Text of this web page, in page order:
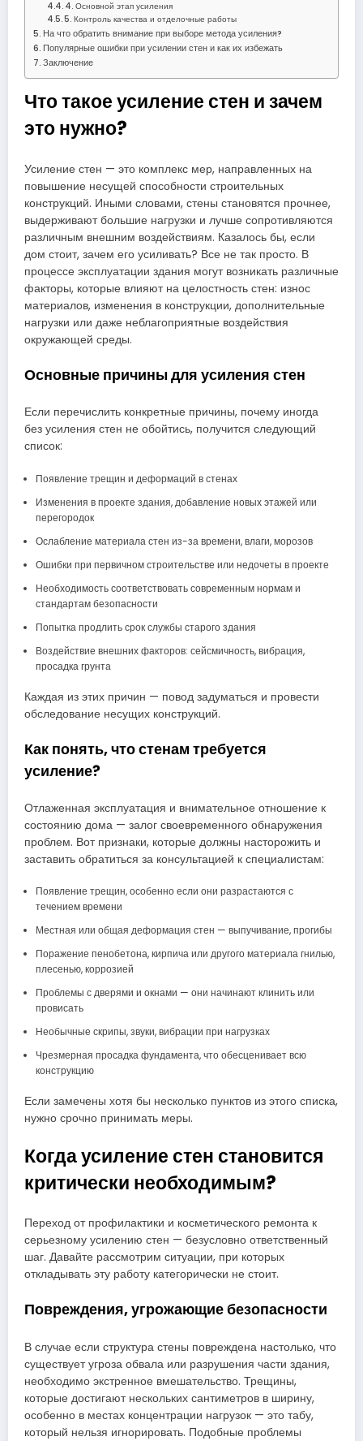
4. Основной этап усиления
5. Контроль качества и отделочные работы
На что обратить внимание при выборе метода усиления?
Популярные ошибки при усилении стен и как их избежать
Заключение
Что такое усиление стен и зачем
это нужно?
Усиление стен — это комплекс мер, направленных на
повышение несущей способности строительных
конструкций. Иными словами, стены становятся прочнее,
выдерживают большие нагрузки и лучше сопротивляются
различным внешним воздействиям. Казалось бы, если
дом стоит, зачем его усиливать? Все не так просто. В
процессе эксплуатации здания могут возникать различные
факторы, которые влияют на целостность стен: износ
материалов, изменения в конструкции, дополнительные
нагрузки или даже неблагоприятные воздействия
окружающей среды.
Основные причины для усиления стен
Если перечислить конкретные причины, почему иногда
без усиления стен не обойтись, получится следующий
список:
Появление трещин и деформаций в стенах
Изменения в проекте здания, добавление новых этажей или
перегородок
Ослабление материала стен из-за времени, влаги, морозов
Ошибки при первичном строительстве или недочеты в проекте
Необходимость соответствовать современным нормам и
стандартам безопасности
Попытка продлить срок службы старого здания
Воздействие внешних факторов: сейсмичность, вибрация,
просадка грунта
Каждая из этих причин — повод задуматься и провести
обследование несущих конструкций.
Как понять, что стенам требуется
усиление?
Отлаженная эксплуатация и внимательное отношение к
состоянию дома — залог своевременного обнаружения
проблем. Вот признаки, которые должны насторожить и
заставить обратиться за консультацией к специалистам:
Появление трещин, особенно если они разрастаются с
течением времени
Местная или общая деформация стен — выпучивание, прогибы
Поражение пенобетона, кирпича или другого материала гнилью,
плесенью, коррозией
Проблемы с дверями и окнами — они начинают клинить или
провисать
Необычные скрипы, звуки, вибрации при нагрузках
Чрезмерная просадка фундамента, что обесценивает всю
конструкцию
Если замечены хотя бы несколько пунктов из этого списка,
нужно срочно принимать меры.
Когда усиление стен становится
критически необходимым?
Переход от профилактики и косметического ремонта к
серьезному усилению стен — безусловно ответственный
шаг. Давайте рассмотрим ситуации, при которых
откладывать эту работу категорически не стоит.
Повреждения, угрожающие безопасности
В случае если структура стены повреждена настолько, что
существует угроза обвала или разрушения части здания,
необходимо экстренное вмешательство. Трещины,
которые достигают нескольких сантиметров в ширину,
особенно в местах концентрации нагрузок — это табу,
который нельзя игнорировать. Подобные проблемы